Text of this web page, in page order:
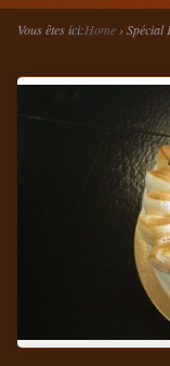
Vous êtes ici:Home›Spécial